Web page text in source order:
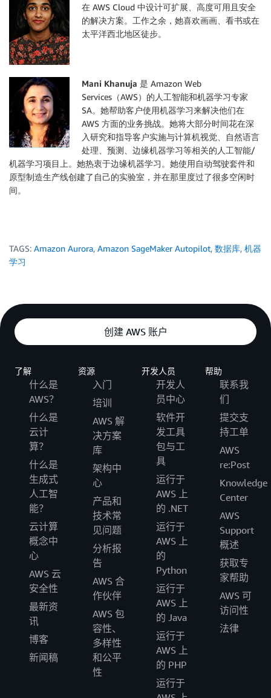
在 AWS Cloud 中设计可扩展、高度可用且安全
的解决方案。工作之余，她喜欢画画、看书或在
太平洋西北地区徒步。
Mani Khanuja 是 Amazon Web
Services（AWS）的人工智能和机器学习专家
SA。她帮助客户使用机器学习来解决他们在
AWS 方面的业务挑战。她将大部分时间花在深
入研究和指导客户实施与计算机视觉、自然语言
处理、预测、边缘机器学习等相关的人工智能/
机器学习项目上。她热衷于边缘机器学习。她使用自动驾驶套件和
原型制造生产线创建了自己的实验室，并在那里度过了很多空闲时
间。
TAGS: Amazon Aurora, Amazon SageMaker Autopilot, 数据库, 机器
学习
创建 AWS 账户
了解
什么是
AWS？
什么是
云计
算？
什么是
生成式
人工智
能？
云计算
概念中
心
AWS 云
安全性
最新资
讯
博客
新闻稿
资源
入门
培训
AWS 解
决方案
库
架构中
心
产品和
技术常
见问题
分析报
告
AWS 合
作伙伴
AWS 包
容性、
多样性
和公平
性
开发人员
开发人
员中心
软件开
发工具
包与工
具
运行于
AWS 上
的 .NET
运行于
AWS 上
的
Python
运行于
AWS 上
的 Java
运行于
AWS 上
的 PHP
运行于
帮助
联系我
们
提交支
持工单
AWS
re:Post
Knowledge
Center
AWS
Support
概述
获取专
家帮助
AWS 可
访问性
法律